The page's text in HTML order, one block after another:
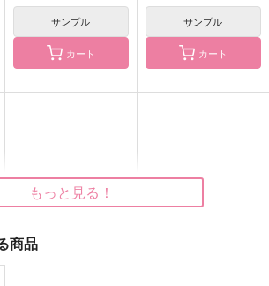
サンプル
作品詳細
サンプル
作品詳細
セール中 専売
1,155円（税込）
ダミアン×アーニャ
専売
990円（税込）
サンプル
カート
サンプル
カート
もっと見る！
商品